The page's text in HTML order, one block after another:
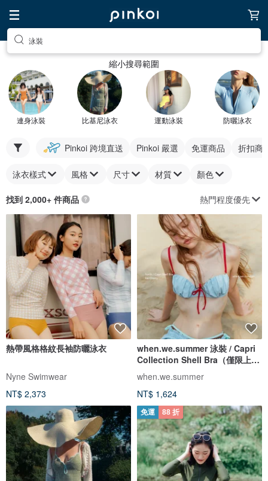
泳裝
縮小搜尋範圍
連身泳裝 比基尼泳衣 運動泳裝 防曬泳衣
Pinkoi 跨境直送 Pinkoi 嚴選 免運商品 折扣商
泳衣樣式 風格 尺寸 材質 顏色
找到 2,000+ 件商品 熱門程度優先
熱帶風格格紋長袖防曬泳衣
Nyne Swimwear
NT$ 2,373
when.we.summer 泳裝 / Capri
Collection Shell Bra（僅限上
衣）
when.we.summer
NT$ 1,624
免運 88 折